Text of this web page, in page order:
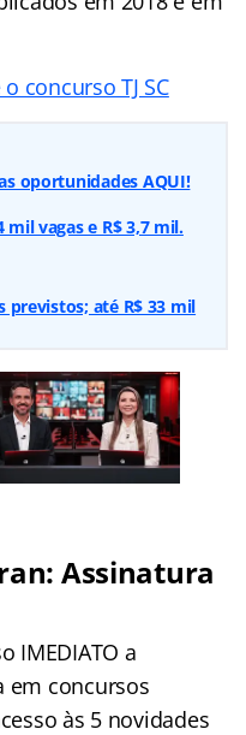
concurso TJ SC
oportunidades AQUI!
mil vagas e R$ 3,7 mil.
previstos; até R$ 33 mil
Assinatura
IMEDIATO a
em concursos
às 5 novidades